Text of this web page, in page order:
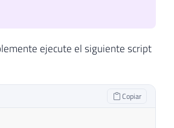
ejecute el siguiente script
Copiar